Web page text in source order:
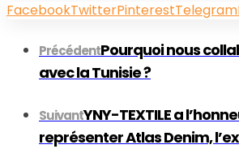
FacebookTwitterPinterestTelegram
PrécédentPourquoi nous
avec la Tunisie ?
SuivantYNY-TEXTILE a
représenter Atlas Denim,